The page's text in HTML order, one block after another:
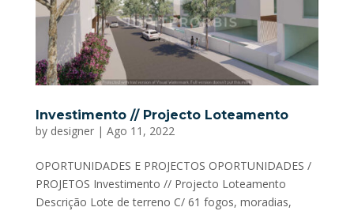
Investimento // Projecto Loteamento
by designer| Ago 11, 2022
OPORTUNIDADES E PROJECTOS OPORTUNIDADES /
PROJETOS Investimento // Projecto Loteamento
Descrição Lote de terreno C/ 61 fogos, moradias,